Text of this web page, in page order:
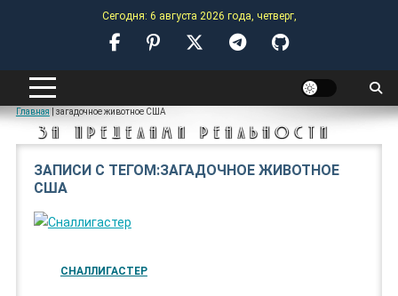
Сегодня: 6 августа 2026 года, четверг,
ANOMALY-HUB
ЗА ПРЕДЕЛАМИ РЕАЛЬНОСТИ
Главная загадочное животное США
ЗАПИСИ С ТЕГОМ:ЗАГАДОЧНОЕ ЖИВОТНОЕ
США
СНАЛЛИГАСТЕР